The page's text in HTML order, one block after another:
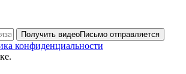
Получить видеоПисьмо отправляется
конфиденциальности